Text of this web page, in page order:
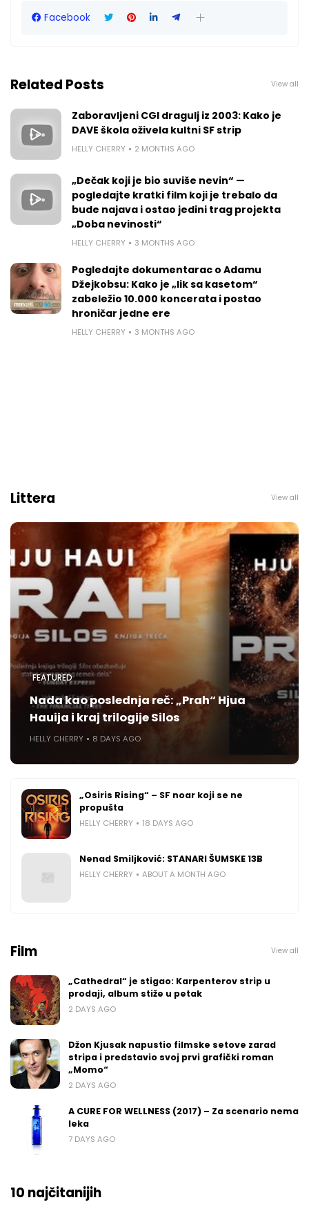
Facebook
Related Posts View all
Zaboravljeni CGI dragulj iz 2003: Kako je
DAVE škola oživela kultni SF strip
HELLY CHERRY 2 MONTHS AGO
„Dečak koji je bio suviše nevin“ —
pogledajte kratki film koji je trebalo da
bude najava i ostao jedini trag projekta
„Doba nevinosti“
HELLY CHERRY 3 MONTHS AGO
Pogledajte dokumentarac o Adamu
Džejkobsu: Kako je „lik sa kasetom“
zabeležio 10.000 koncerata i postao
hroničar jedne ere
HELLY CHERRY 3 MONTHS AGO
Littera View all
FEATURED
Nada kao poslednja reč: „Prah“ Hjua
Hauija i kraj trilogije Silos
HELLY CHERRY 8 DAYS AGO
„Osiris Rising“ – SF noar koji se ne
propušta
HELLY CHERRY 18 DAYS AGO
Nenad Smiljković: STANARI ŠUMSKE 13B
HELLY CHERRY ABOUT A MONTH AGO
Film View all
„Cathedral“ je stigao: Karpenterov strip u
prodaji, album stiže u petak
2 DAYS AGO
Džon Kjusak napustio filmske setove zarad
stripa i predstavio svoj prvi grafički roman
„Momo“
2 DAYS AGO
A CURE FOR WELLNESS (2017) – Za scenario nema
leka
7 DAYS AGO
10 najčitanijih